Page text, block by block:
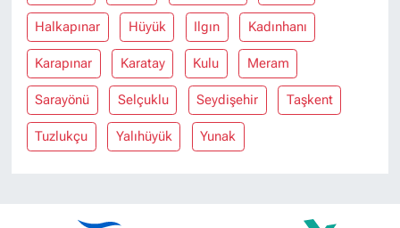
Halkapınar Hüyük Ilgın Kadınhanı
Karapınar Karatay Kulu Meram
Sarayönü Selçuklu Seydişehir Taşkent
Tuzlukçu Yalıhüyük Yunak